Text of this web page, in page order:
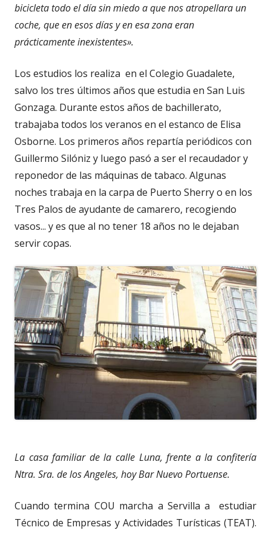
bicicleta todo el día sin miedo a que nos atropellara un
coche, que en esos días y en esa zona eran
prácticamente inexistentes».
Los estudios los realiza en el Colegio Guadalete,
salvo los tres últimos años que estudia en San Luis
Gonzaga. Durante estos años de bachillerato,
trabajaba todos los veranos en el estanco de Elisa
Osborne. Los primeros años repartía periódicos con
Guillermo Silóniz y luego pasó a ser el recaudador y
reponedor de las máquinas de tabaco. Algunas
noches trabaja en la carpa de Puerto Sherry o en los
Tres Palos de ayudante de camarero, recogiendo
vasos... y es que al no tener 18 años no le dejaban
servir copas.
La casa familiar de la calle Luna, frente a la confitería
Ntra. Sra. de los Angeles, hoy Bar Nuevo Portuense.
Cuando termina COU marcha a Servilla a estudiar
Técnico de Empresas y Actividades Turísticas (TEAT).